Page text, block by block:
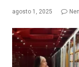
agosto 1, 2025